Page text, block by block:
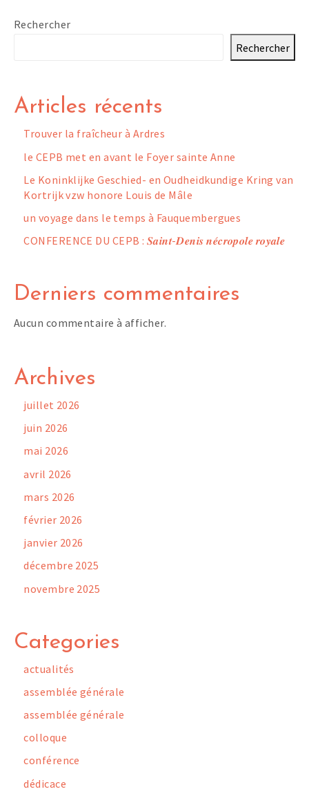
Rechercher
Rechercher
Articles récents
Trouver la fraîcheur à Ardres
le CEPB met en avant le Foyer sainte Anne
Le Koninklijke Geschied- en Oudheidkundige Kring van
Kortrijk vzw honore Louis de Mâle
un voyage dans le temps à Fauquembergues
CONFERENCE DU CEPB : 𝑺𝒂𝒊𝒏𝒕-𝑫𝒆𝒏𝒊𝒔 𝒏𝒆́𝒄𝒓𝒐𝒑𝒐𝒍𝒆 𝒓𝒐𝒚𝒂𝒍𝒆
Derniers commentaires
Aucun commentaire à afficher.
Archives
juillet 2026
juin 2026
mai 2026
avril 2026
mars 2026
février 2026
janvier 2026
décembre 2025
novembre 2025
Categories
actualités
assemblée générale
assemblée générale
colloque
conférence
dédicace